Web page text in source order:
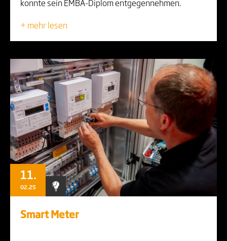
konnte sein EMBA-Diplom entgegennehmen.
+ mehr lesen
11.
02.25
Smart Meter